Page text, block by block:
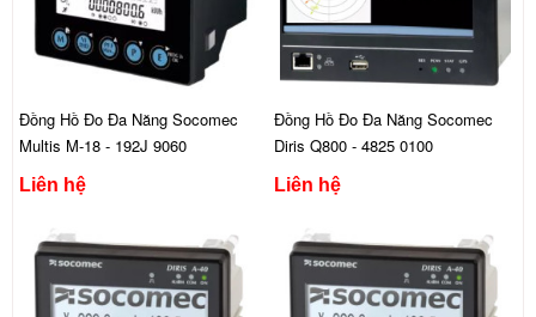
Đồng Hồ Đo Đa Năng Socomec
Multis M-18 - 192J 9060
Liên hệ
Đồng Hồ Đo Đa Năng Socomec
Diris Q800 - 4825 0100
Liên hệ